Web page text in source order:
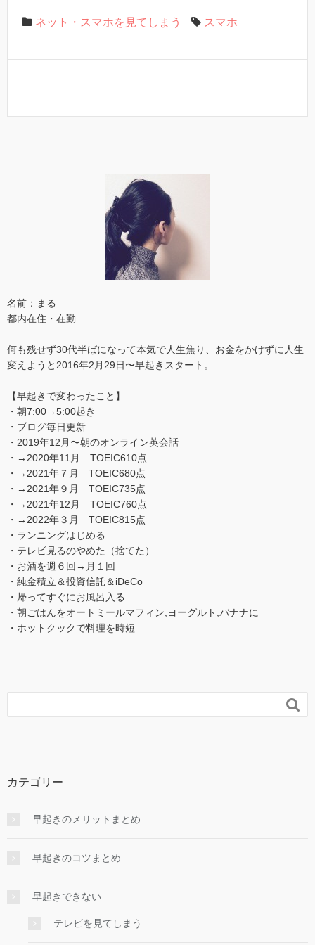
ネット・スマホを見てしまう スマホ
名前：まる
都内在住・在勤
何も残せず30代半ばになって本気で人生焦り、お金をかけずに人生
変えようと2016年2月29日〜早起きスタート。
【早起きで変わったこと】
・朝7:00→5:00起き
・ブログ毎日更新
・2019年12月〜朝のオンライン英会話
・→2020年11月 TOEIC610点
・→2021年７月 TOEIC680点
・→2021年９月 TOEIC735点
・→2021年12月 TOEIC760点
・→2022年３月 TOEIC815点
・ランニングはじめる
・テレビ見るのやめた（捨てた）
・お酒を週６回→月１回
・純金積立＆投資信託＆iDeCo
・帰ってすぐにお風呂入る
・朝ごはんをオートミールマフィン,ヨーグルト,バナナに
・ホットクックで料理を時短

カテゴリー
早起きのメリットまとめ
早起きのコツまとめ
早起きできない
テレビを見てしまう